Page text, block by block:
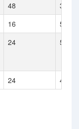
48
3.8
16
5 GHz
24 5.3
24 4.3